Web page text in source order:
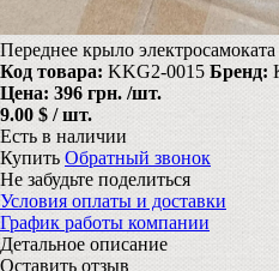
Переднее крыло
Код товара: KKG2-0015 Бренд:
Цена: 396 грн. /шт.
9.00 $ / шт.
Есть в наличии
Купить Обратный звонок
Не забудьте поделиться
Условия оплаты и доставки
График работы компании
Детальное описание
Оставить отзыв